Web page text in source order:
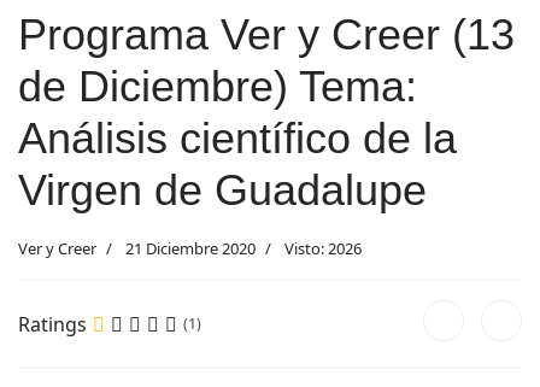
Programa Ver y Creer (13
de Diciembre) Tema:
Análisis científico de la
Virgen de Guadalupe
Ver y Creer 21 Diciembre 2020 Visto: 2026
Ratings (1)